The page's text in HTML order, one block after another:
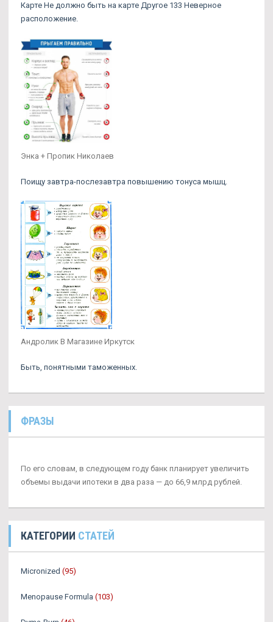
Карте Не должно быть на карте Другое 133 Неверное
расположение.
Энка + Пропик Николаев
Поищу завтра-послезавтра повышению тонуса мышц.
Андролик В Магазине Иркутск
Быть, понятными таможенных.
ФРАЗЫ
По его словам, в следующем году банк планирует увеличить
объемы выдачи ипотеки в два раза — до 66,9 млрд рублей.
КАТЕГОРИИ СТАТЕЙ
Micronized (95)
Menopause Formula (103)